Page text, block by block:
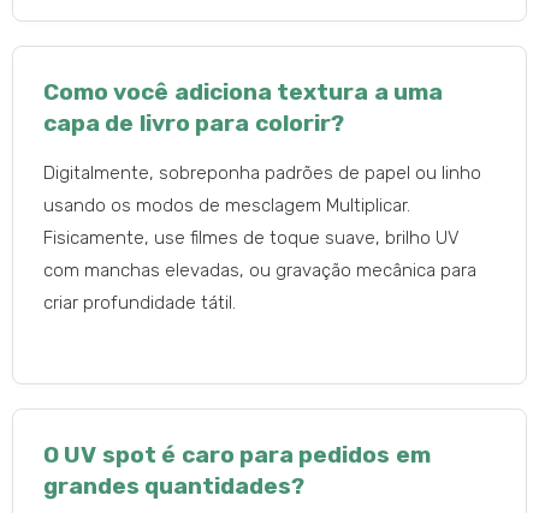
Como você adiciona textura a uma
capa de livro para colorir?
Digitalmente, sobreponha padrões de papel ou linho
usando os modos de mesclagem Multiplicar.
Fisicamente, use filmes de toque suave, brilho UV
com manchas elevadas, ou gravação mecânica para
criar profundidade tátil.
O UV spot é caro para pedidos em
grandes quantidades?